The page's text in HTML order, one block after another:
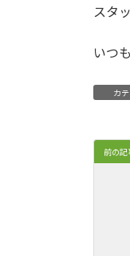
スタ
いつ
カ
前の記